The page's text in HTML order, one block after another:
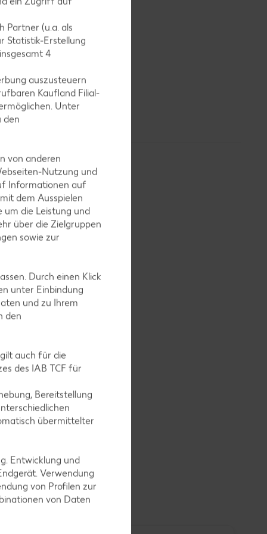
mit
um die
angebaut
und im
C,
diese
Partner (u.a. als
Statistik-Erstellung
4
auszusteuern
Kaufland Filial-
Unter
den
von anderen
Nutzung und
Informationen auf
dem Ausspielen
die Leistung und
über die Zielgruppen
sowie zur
Durch einen Klick
unter Einbindung
und zu Ihrem
den
auch für die
des IAB TCF für
Bereitstellung
übermittelter
Entwicklung und
Verwendung
von Profilen zur
von Daten